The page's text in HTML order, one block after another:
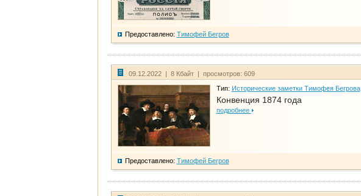
Предоставлено: Тимофей Бегров
09.12.2022 | 8 Кбайт | просмотров: 609
Тип: Исторические заметки Тимофея Бегрова
Конвенция 1874 года
подробнее
Предоставлено: Тимофей Бегров